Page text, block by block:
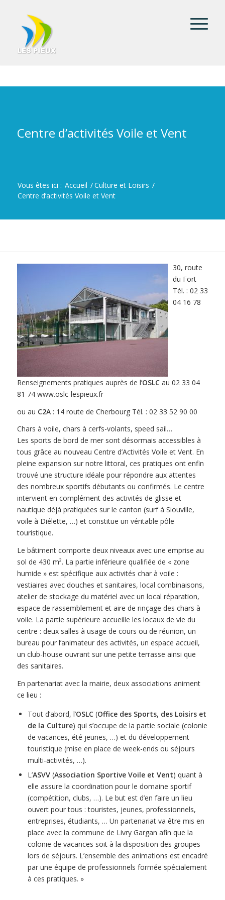
Centre d’activités Voile et Vent
Vous êtes ici : Accueil /Culture et Loisirs /
Centre d’activités Voile et Vent
30, route
du Fort
Tél. : 02 33
04 16 78
Renseignements pratiques auprès de l’OSLCau 02 33 04
81 74 www.oslc-lespieux.fr
ou au C2A: 14 route de Cherbourg Tél. : 02 33 52 90 00
Chars à voile, chars à cerfs-volants, speed sail…
Les sports de bord de mer sont désormais accessibles à
tous grâce au nouveau Centre d’Activités Voile et Vent. En
pleine expansion sur notre littoral, ces pratiques ont enfin
trouvé une structure idéale pour répondre aux attentes
des nombreux sportifs débutants ou confirmés. Le centre
intervient en complément des activités de glisse et
nautique déjà pratiquées sur le canton (surf à Siouville,
voile à Diélette, …) et constitue un véritable pôle
touristique.
Le bâtiment comporte deux niveaux avec une emprise au
sol de 430 m². La partie inférieure qualifiée de « zone
humide » est spécifique aux activités char à voile :
vestiaires avec douches et sanitaires, local combinaisons,
atelier de stockage du matériel avec un local réparation,
espace de rassemblement et aire de rinçage des chars à
voile. La partie supérieure accueille les locaux de vie du
centre : deux salles à usage de cours ou de réunion, un
bureau pour l’animateur des activités, un espace accueil,
un club-house ouvrant sur une petite terrasse ainsi que
des sanitaires.
En partenariat avec la mairie, deux associations animent
ce lieu :
Tout d’abord, l’OSLC(Office des Sports, des Loisirs et
de la Culture) qui s’occupe de la partie sociale (colonie
de vacances, été jeunes, …) et du développement
touristique (mise en place de week-ends ou séjours
multi-activités, …).
L’ASVV(Association Sportive Voile et Vent) quant à
elle assure la coordination pour le domaine sportif
(compétition, clubs, …). Le but est d’en faire un lieu
ouvert pour tous : touristes, jeunes, professionnels,
entreprises, étudiants, … Un partenariat va être mis en
place avec la commune de Livry Gargan afin que la
colonie de vacances soit à la disposition des groupes
lors de séjours. L’ensemble des animations est encadré
par une équipe de professionnels formée spécialement
à ces pratiques. »